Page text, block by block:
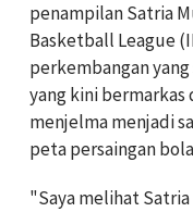
penampilan Satria
Basketball League
perkembangan
yang kini
menjelma menjadi
peta persaingan
"Saya melihat